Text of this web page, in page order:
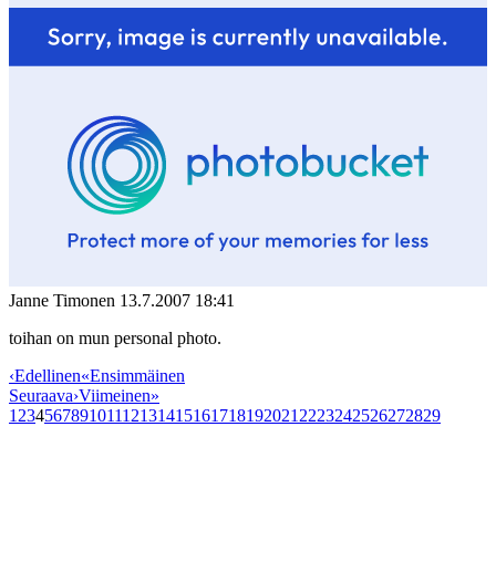
Janne Timonen 13.7.2007 18:41
toihan on mun personal photo.
‹Edellinen«Ensimmäinen
Seuraava›Viimeinen»
1 23456789101112131415161718192021 2223242526272829